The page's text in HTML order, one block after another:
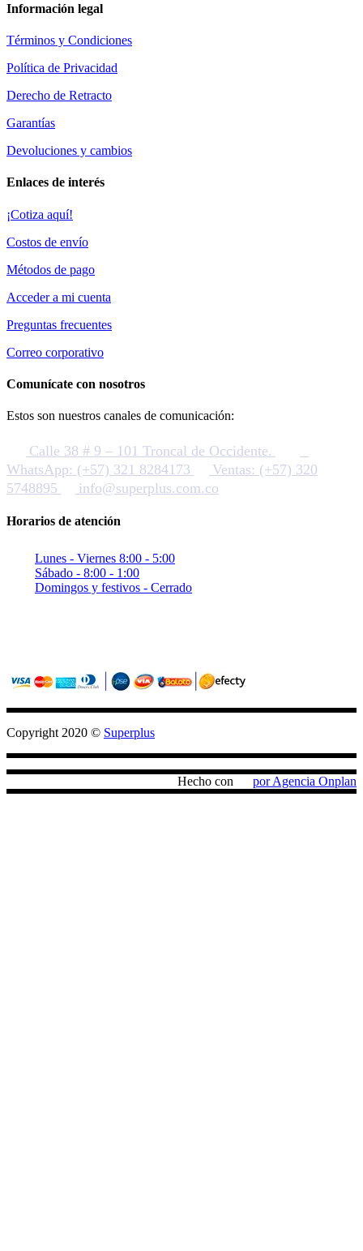
Información legal
Términos y Condiciones
Política de Privacidad
Derecho de Retracto
Garantías
Devoluciones y cambios
Enlaces de interés
¡Cotiza aquí!
Costos de envío
Métodos de pago
Acceder a mi cuenta
Preguntas frecuentes
Correo corporativo
Comunícate con nosotros
Estos son nuestros canales de comunicación:
Calle 38 # 9 – 101 Troncal de Occidente.
WhatsApp: (+57) 321 8284173
Ventas: (+57) 320
5748895
info@superplus.com.co
Horarios de atención
Lunes - Viernes 8:00 - 5:00
Sábado - 8:00 - 1:00
Domingos y festivos - Cerrado
Copyright 2020 © Superplus
Hecho con por Agencia Onplan